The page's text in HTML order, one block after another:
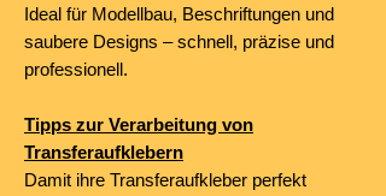
Ideal für Modellbau, Beschriftungen und
saubere Designs – schnell, präzise und
professionell.
Tipps zur Verarbeitung von
Transferaufklebern
Damit ihre Transferaufkleber perfekt